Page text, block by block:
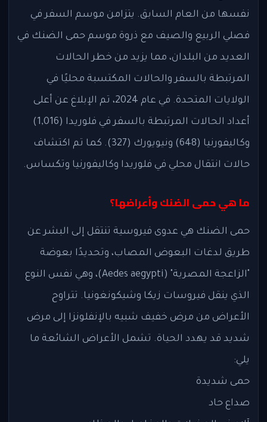
نفسها من العام السابق. يتزامن موسم السفر في
فصلي الربيع والصيف مع ذروة موسم حمى الضنك في
العديد من البلدان، مما يزيد من خطر الحالات
المرتبطة بالسفر والحالات المكتسبة محليًا في
الولايات المتحدة. في عام 2024، تم الإبلاغ عن أعلى
أعداد الحالات المرتبطة بالسفر في فلوريدا (1,016)
وكاليفورنيا (648) ونيويورك (327). كما تم اكتشاف
حالات انتقال محلي في فلوريدا وكاليفورنيا وتكساس.
ما هي حمى الضنك وأعراضها؟
حمى الضنك هي عدوى فيروسية تنتقل إلى البشر عن
طريق لدغات البعوض المصاب، وتحديدًا بعوضة
"الزاعجة المصرية" (Aedes aegypti)، وهي نفس النوع
الذي ينقل فيروسات زيكا وشيكونغونيا. تتراوح
الأعراض من مرض خفيف شبيه بالإنفلونزا إلى مرض
شديد قد يهدد الحياة. تشمل الأعراض الشائعة ما
يلي:
حمى شديدة
صداع حاد